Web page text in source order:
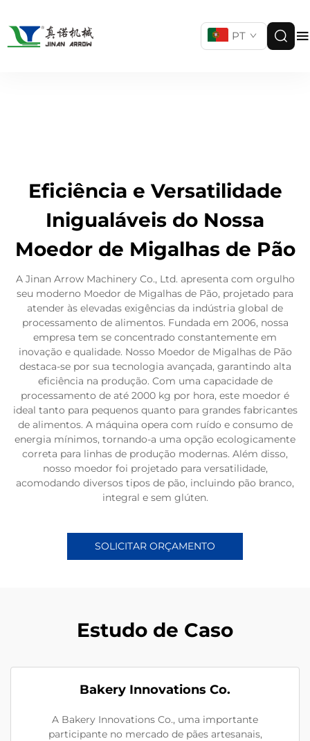
PT
Eficiência e Versatilidade
Inigualáveis do Nossa
Moedor de Migalhas de Pão
A Jinan Arrow Machinery Co., Ltd. apresenta com orgulho
seu moderno Moedor de Migalhas de Pão, projetado para
atender às elevadas exigências da indústria global de
processamento de alimentos. Fundada em 2006, nossa
empresa tem se concentrado constantemente em
inovação e qualidade. Nosso Moedor de Migalhas de Pão
destaca-se por sua tecnologia avançada, garantindo alta
eficiência na produção. Com uma capacidade de
processamento de até 2000 kg por hora, este moedor é
ideal tanto para pequenos quanto para grandes fabricantes
de alimentos. A máquina opera com ruído e consumo de
energia mínimos, tornando-a uma opção ecologicamente
correta para linhas de produção modernas. Além disso,
nosso moedor foi projetado para versatilidade,
acomodando diversos tipos de pão, incluindo pão branco,
integral e sem glúten.
SOLICITAR ORÇAMENTO
Estudo de Caso
Bakery Innovations Co.
A Bakery Innovations Co., uma importante
participante no mercado de pães artesanais,